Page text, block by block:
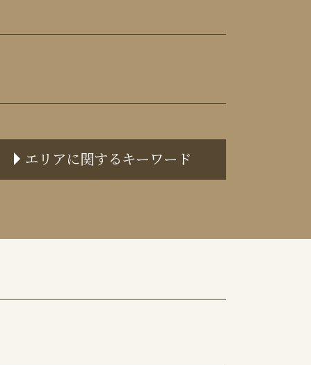
エリアに関するキーワード
港区 不動産トラブル 弁護士
港区 離婚 弁護士